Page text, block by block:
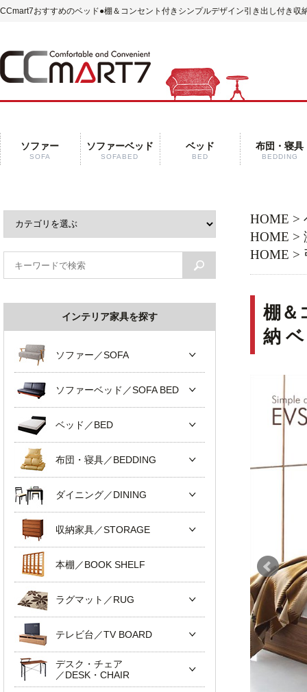
CCmart7おすすめのベッド●棚＆コンセント付きシンプルデザイン引き出し付き収
ソファー
SOFA
ソファーベッド
SOFABED
ベッド
BED
布団・寝具
BEDDING
HOME >
HOME >
HOME >
棚＆
納
インテリア家具を探す
ソファー／SOFA
ソファーベッド／SOFA BED
ベッド／BED
布団・寝具／BEDDING
ダイニング／DINING
収納家具／STORAGE
本棚／BOOK SHELF
ラグマット／RUG
テレビ台／TV BOARD
デスク・チェア
／DESK・CHAIR